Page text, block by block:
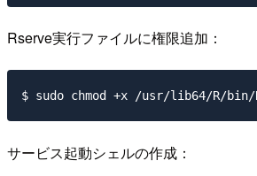
Rserve実行ファイルに権限追加：
サービス起動シェルの作成：